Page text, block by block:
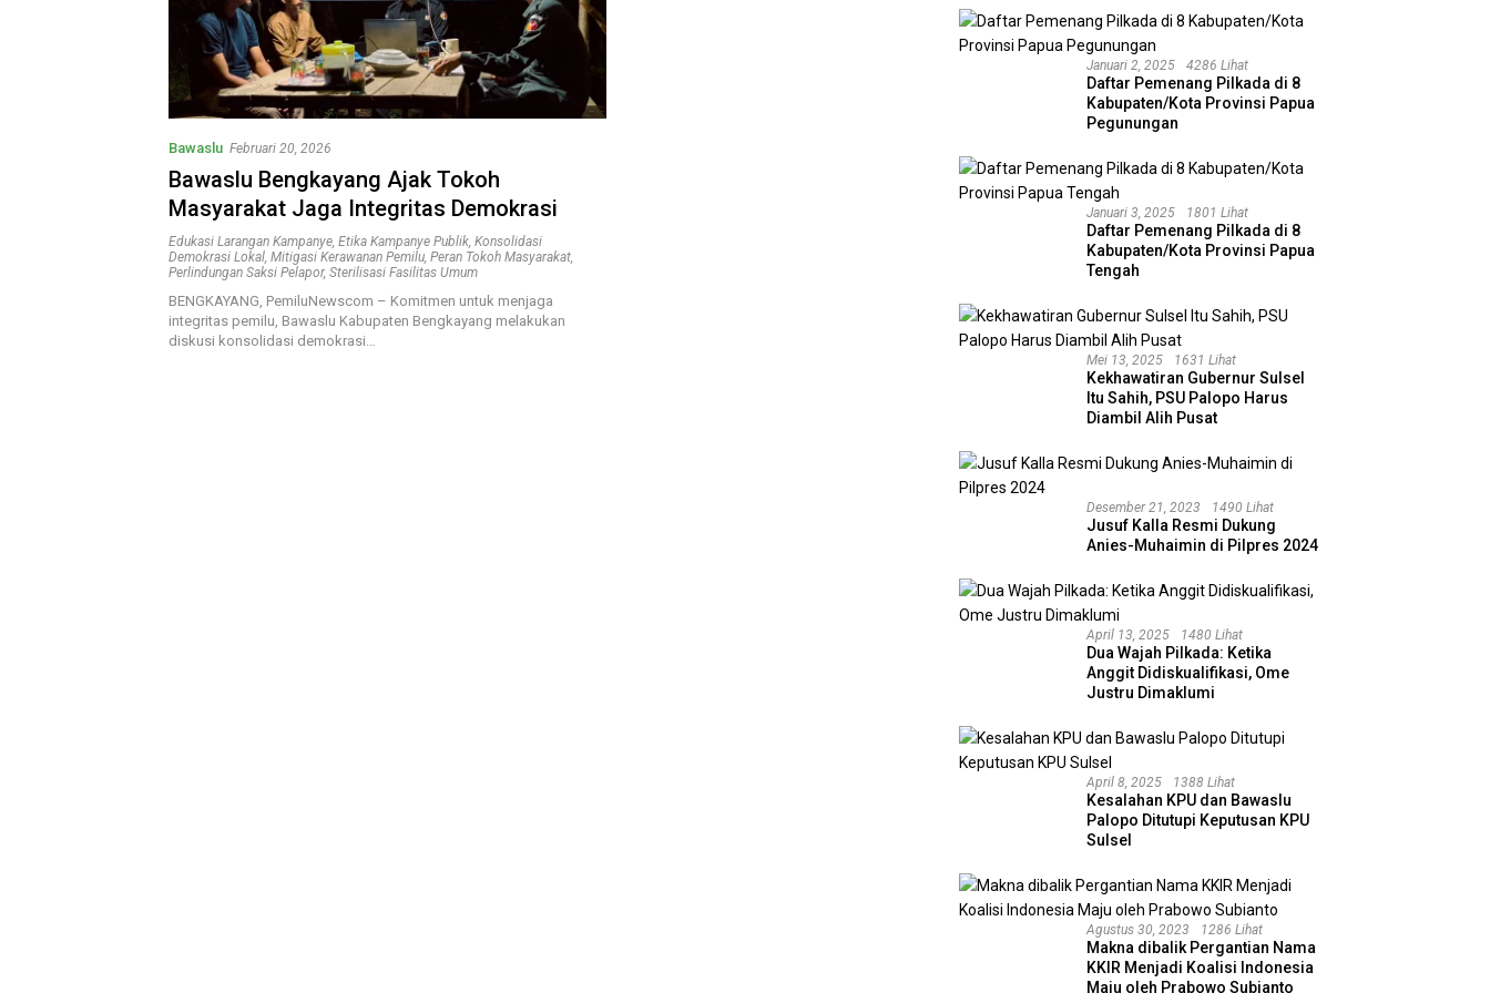
Bawaslu Februari 20, 2026
Bawaslu Bengkayang Ajak Tokoh
Masyarakat Jaga Integritas Demokrasi
Edukasi Larangan Kampanye Etika Kampanye Publik Konsolidasi
Demokrasi Lokal Mitigasi Kerawanan Pemilu Peran Tokoh Masyarakat
Perlindungan Saksi Pelapor, Sterilisasi Fasilitas Umum
BENGKAYANG, PemiluNewscom – Komitmen untuk menjaga
integritas pemilu, Bawaslu Kabupaten Bengkayang melakukan
diskusi konsolidasi demokrasi…
Januari 2, 2025 4286 Lihat
Daftar Pemenang Pilkada di 8
Kabupaten/Kota Provinsi Papua
Pegunungan
Januari 3, 2025 1801 Lihat
Daftar Pemenang Pilkada di 8
Kabupaten/Kota Provinsi Papua
Tengah
Mei 13, 2025 1631 Lihat
Kekhawatiran Gubernur Sulsel
Itu Sahih, PSU Palopo Harus
Diambil Alih Pusat
Desember 21, 2023 1490 Lihat
Jusuf Kalla Resmi Dukung
Anies-Muhaimin di Pilpres 2024
April 13, 2025 1480 Lihat
Dua Wajah Pilkada: Ketika
Anggit Didiskualifikasi, Ome
Justru Dimaklumi
April 8, 2025 1388 Lihat
Kesalahan KPU dan Bawaslu
Palopo Ditutupi Keputusan KPU
Sulsel
Agustus 30, 2023 1286 Lihat
Makna dibalik Pergantian Nama
KKIR Menjadi Koalisi Indonesia
Maju oleh Prabowo Subianto